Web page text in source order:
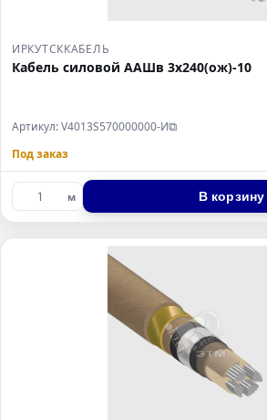
ИРКУТСККАБЕЛЬ
Кабель силовой ААШв 3х240(ож)-10
Артикул: V4013S570000000-И⧉
Под заказ
м В корзину